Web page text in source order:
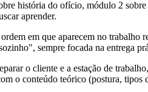
história do ofício, módulo 2
aprender.
em que aparecem no trabalho
sempre focada na entrega
o cliente e a estação de
o conteúdo teórico (postura,